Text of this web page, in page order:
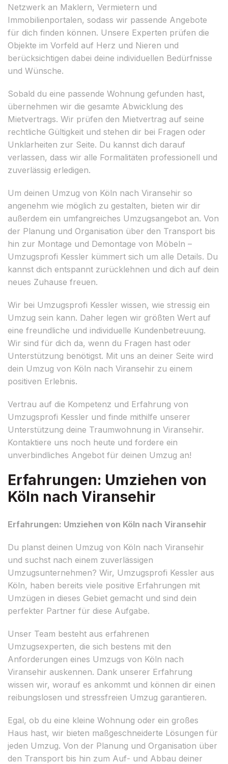
Netzwerk an Maklern, Vermietern und
Immobilienportalen, sodass wir passende Angebote
für dich finden können. Unsere Experten prüfen die
Objekte im Vorfeld auf Herz und Nieren und
berücksichtigen dabei deine individuellen Bedürfnisse
und Wünsche.
Sobald du eine passende Wohnung gefunden hast,
übernehmen wir die gesamte Abwicklung des
Mietvertrags. Wir prüfen den Mietvertrag auf seine
rechtliche Gültigkeit und stehen dir bei Fragen oder
Unklarheiten zur Seite. Du kannst dich darauf
verlassen, dass wir alle Formalitäten professionell und
zuverlässig erledigen.
Um deinen Umzug von Köln nach Viransehir so
angenehm wie möglich zu gestalten, bieten wir dir
außerdem ein umfangreiches Umzugsangebot an. Von
der Planung und Organisation über den Transport bis
hin zur Montage und Demontage von Möbeln –
Umzugsprofi Kessler kümmert sich um alle Details. Du
kannst dich entspannt zurücklehnen und dich auf dein
neues Zuhause freuen.
Wir bei Umzugsprofi Kessler wissen, wie stressig ein
Umzug sein kann. Daher legen wir größten Wert auf
eine freundliche und individuelle Kundenbetreuung.
Wir sind für dich da, wenn du Fragen hast oder
Unterstützung benötigst. Mit uns an deiner Seite wird
dein Umzug von Köln nach Viransehir zu einem
positiven Erlebnis.
Vertrau auf die Kompetenz und Erfahrung von
Umzugsprofi Kessler und finde mithilfe unserer
Unterstützung deine Traumwohnung in Viransehir.
Kontaktiere uns noch heute und fordere ein
unverbindliches Angebot für deinen Umzug an!
Erfahrungen: Umziehen von
Köln nach Viransehir
Erfahrungen: Umziehen von Köln nach Viransehir
Du planst deinen Umzug von Köln nach Viransehir
und suchst nach einem zuverlässigen
Umzugsunternehmen? Wir, Umzugsprofi Kessler aus
Köln, haben bereits viele positive Erfahrungen mit
Umzügen in dieses Gebiet gemacht und sind dein
perfekter Partner für diese Aufgabe.
Unser Team besteht aus erfahrenen
Umzugsexperten, die sich bestens mit den
Anforderungen eines Umzugs von Köln nach
Viransehir auskennen. Dank unserer Erfahrung
wissen wir, worauf es ankommt und können dir einen
reibungslosen und stressfreien Umzug garantieren.
Egal, ob du eine kleine Wohnung oder ein großes
Haus hast, wir bieten maßgeschneiderte Lösungen für
jeden Umzug. Von der Planung und Organisation über
den Transport bis hin zum Auf- und Abbau deiner